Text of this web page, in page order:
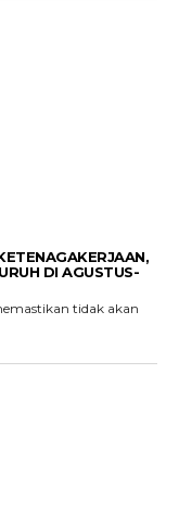
DI AGUSTUS-
tidak akan